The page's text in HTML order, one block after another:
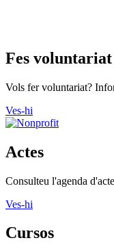
Fes voluntariat
Vols fer voluntariat?
Ves-hi
Actes
Consulteu l'agenda
Ves-hi
Cursos